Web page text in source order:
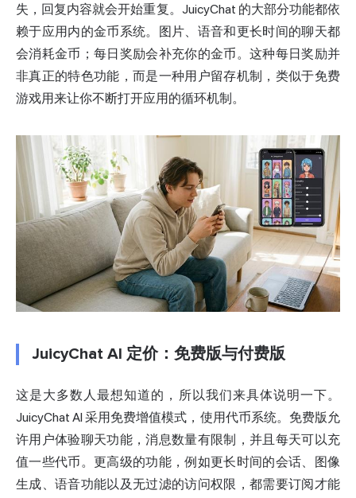
失，回复内容就会开始重复。JuicyChat 的大部分功能都依
赖于应用内的金币系统。图片、语音和更长时间的聊天都
会消耗金币；每日奖励会补充你的金币。这种每日奖励并
非真正的特色功能，而是一种用户留存机制，类似于免费
游戏用来让你不断打开应用的循环机制。
JuicyChat AI 定价：免费版与付费版
这是大多数人最想知道的，所以我们来具体说明一下。
JuicyChat AI 采用免费增值模式，使用代币系统。免费版允
许用户体验聊天功能，消息数量有限制，并且每天可以充
值一些代币。更高级的功能，例如更长时间的会话、图像
生成、语音功能以及无过滤的访问权限，都需要订阅才能